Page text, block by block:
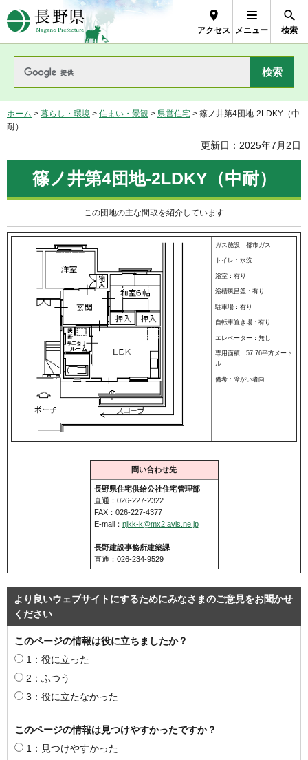
長野県Nagano Prefecture
アクセス メニュー 検索
ホーム > 暮らし・環境 > 住まい・景観 > 県営住宅 > 篠ノ井第4団地-2LDKY（中
耐）
更新日：2025年7月2日
篠ノ井第4団地-2LDKY（中耐）
この団地の主な間取を紹介しています
ガス施設：都市ガス
トイレ：水洗
浴室：有り
浴槽風呂釜：有り
駐車場：有り
自転車置き場：有り
エレベーター：無し
専用面積：57.76平方メート
ル
備考：障がい者向
問い合わせ先
長野県住宅供給公社住宅管理部
直通：026-227-2322
FAX：026-227-4377
E-mail： njkk-k@mx2.avis.ne.jp
長野建設事務所建築課
直通：026-234-9529
より良いウェブサイトにするためにみなさまのご意見をお聞かせ
ください
このページの情報は役に立ちましたか？
1：役に立った
2：ふつう
3：役に立たなかった
このページの情報は見つけやすかったですか？
1：見つけやすかった